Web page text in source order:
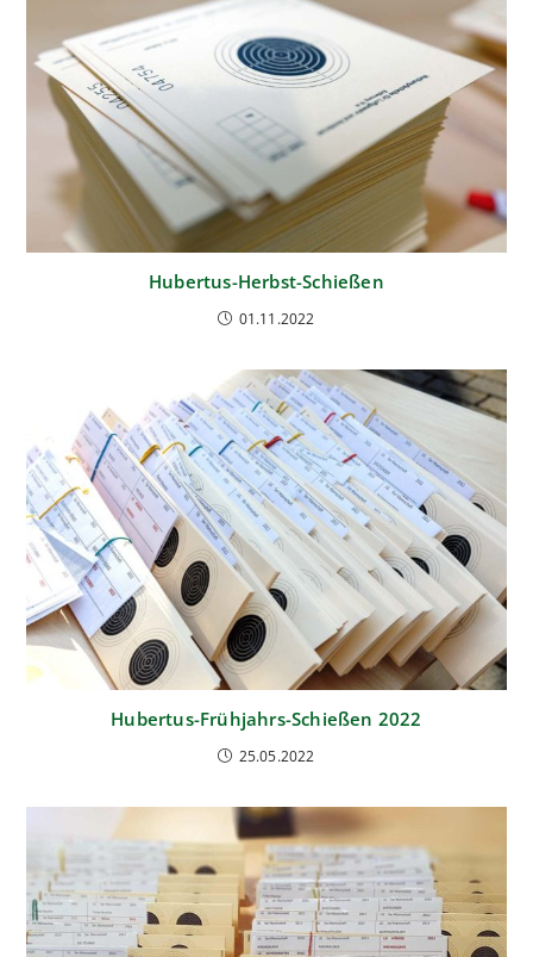
Hubertus-Herbst-Schießen
01.11.2022
Hubertus-Frühjahrs-Schießen 2022
25.05.2022